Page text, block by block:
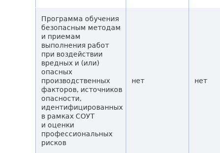
Программа обучения
безопасным методам
и приемам
выполнения работ
при воздействии
вредных и (или)
опасных
производственных
факторов, источников
опасности,
идентифицированных
в рамках СОУТ
и оценки
профессиональных
рисков
нет нет